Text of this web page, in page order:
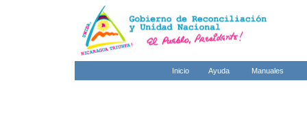
Inicio Ayuda Manuales